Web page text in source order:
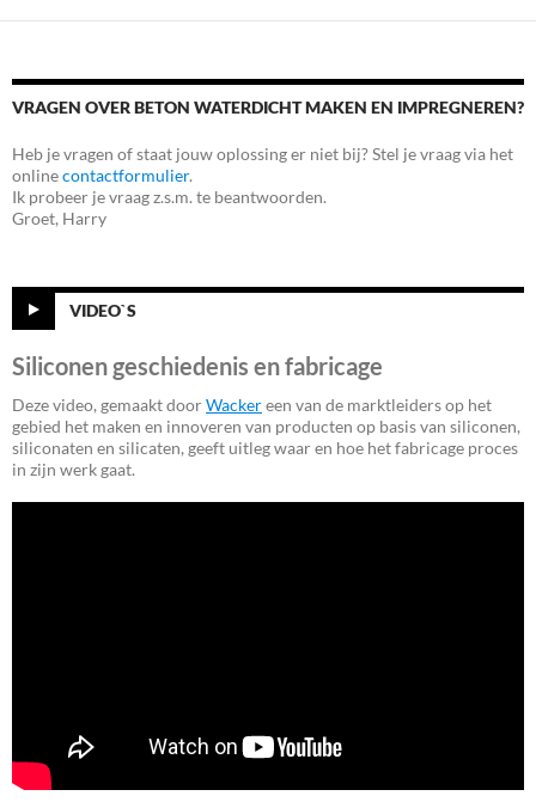
VRAGEN OVER BETON WATERDICHT MAKEN EN IMPREGNEREN?
Heb je vragen of staat jouw oplossing er niet bij? Stel je vraag via het
onlinecontactformulier.
Ik probeer je vraag z.s.m. te beantwoorden.
Groet, Harry
VIDEO`S
Siliconen geschiedenis en fabricage
Deze video, gemaakt doorWackereen van de marktleiders op het
gebied het maken en innoveren van producten op basis van siliconen,
siliconaten en silicaten, geeft uitleg waar en hoe het fabricage proces
in zijn werk gaat.